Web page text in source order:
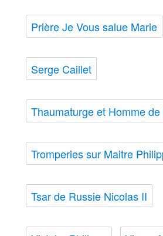
Prière Je Vous salue Marie
Serge Caillet
Thaumaturge et Homme de
Tromperies sur Maitre
Tsar de Russie Nicolas II